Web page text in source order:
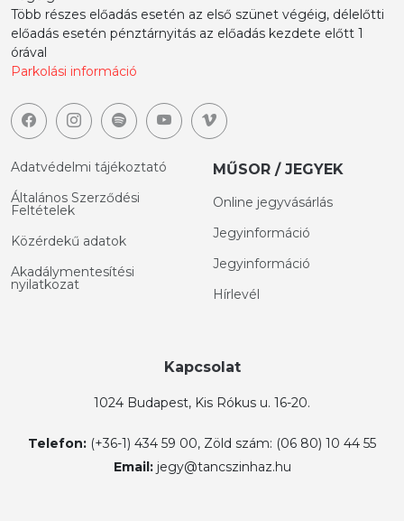
Több részes előadás esetén az első szünet végéig, délelőtti
előadás esetén pénztárnyitás az előadás kezdete előtt 1
órával
Parkolási információ
Adatvédelmi tájékoztató
Általános Szerződési
Feltételek
Közérdekű adatok
Akadálymentesítési
nyilatkozat
MŰSOR / JEGYEK
Online jegyvásárlás
Jegyinformáció
Jegyinformáció
Hírlevél
Kapcsolat
1024 Budapest, Kis Rókus u. 16-20.
Telefon: (+36-1) 434 59 00, Zöld szám: (06 80) 10 44 55
Email: jegy@tancszinhaz.hu